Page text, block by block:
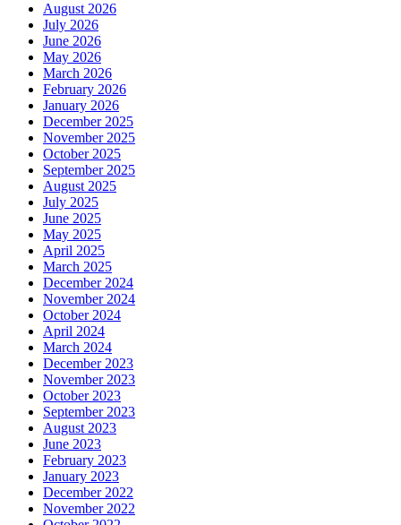
August 2026
July 2026
June 2026
May 2026
March 2026
February 2026
January 2026
December 2025
November 2025
October 2025
September 2025
August 2025
July 2025
June 2025
May 2025
April 2025
March 2025
December 2024
November 2024
October 2024
April 2024
March 2024
December 2023
November 2023
October 2023
September 2023
August 2023
June 2023
February 2023
January 2023
December 2022
November 2022